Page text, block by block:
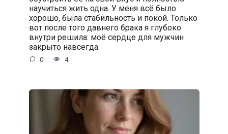
научиться жить одна. У меня всё было
хорошо, была стабильность и покой. Только
вот после того давнего брака я глубоко
внутри решила: моё сердце для мужчин
закрыто навсегда.
0 4